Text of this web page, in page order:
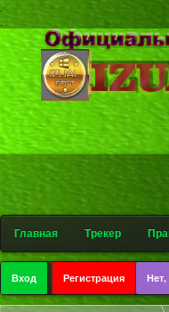
.
.
Главная Трекер
Вход Регистрация